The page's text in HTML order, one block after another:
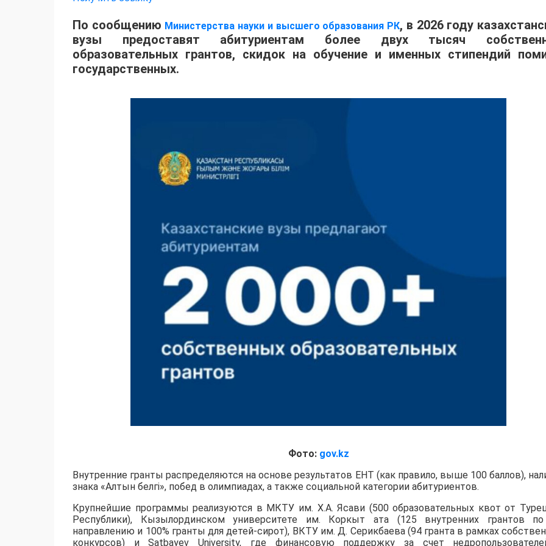
По сообщению Министерства науки и высшего образования РК, в 2026 году
вузы предоставят абитуриентам более двух тысяч
образовательных грантов, скидок на обучение и именных стипендий
государственных.
Фото: gov.kz
Внутренние гранты распределяются на основе результатов ЕНТ (как правило, выше 100 баллов),
знака «Алтын белгі», побед в олимпиадах, а также социальной категории абитуриентов.
​Крупнейшие программы реализуются в МКТУ им. Х.А. Ясави (500 образовательных квот от
Республики), Кызылординском университете им. Коркыт ата (125 внутренних грантов
направлению и 100% гранты для детей-сирот), ВКТУ им. Д. Серикбаева (94 гранта в рамках
конкурсов) и Satbayev University, где финансовую поддержку за счет